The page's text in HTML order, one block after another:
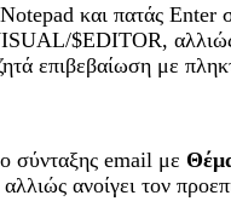
και πατάς Enter
$EDITOR,
επιβεβαίωση με
σύνταξης email με
ανοίγει τον